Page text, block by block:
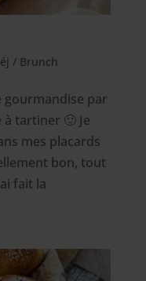
/ Brunch
gourmandise par
tartiner 🙂 Je
mes placards
bon, tout
fait la